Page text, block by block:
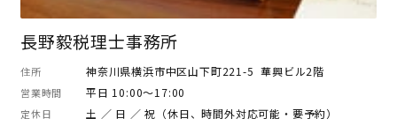
長野毅税理士事務所
住所 神奈川県横浜市中区山下町221-5 華興ビル2階
営業時間 平日 10:00～17:00
定休日 土 ／ 日 ／ 祝（休日、時間外対応可能・要予約）